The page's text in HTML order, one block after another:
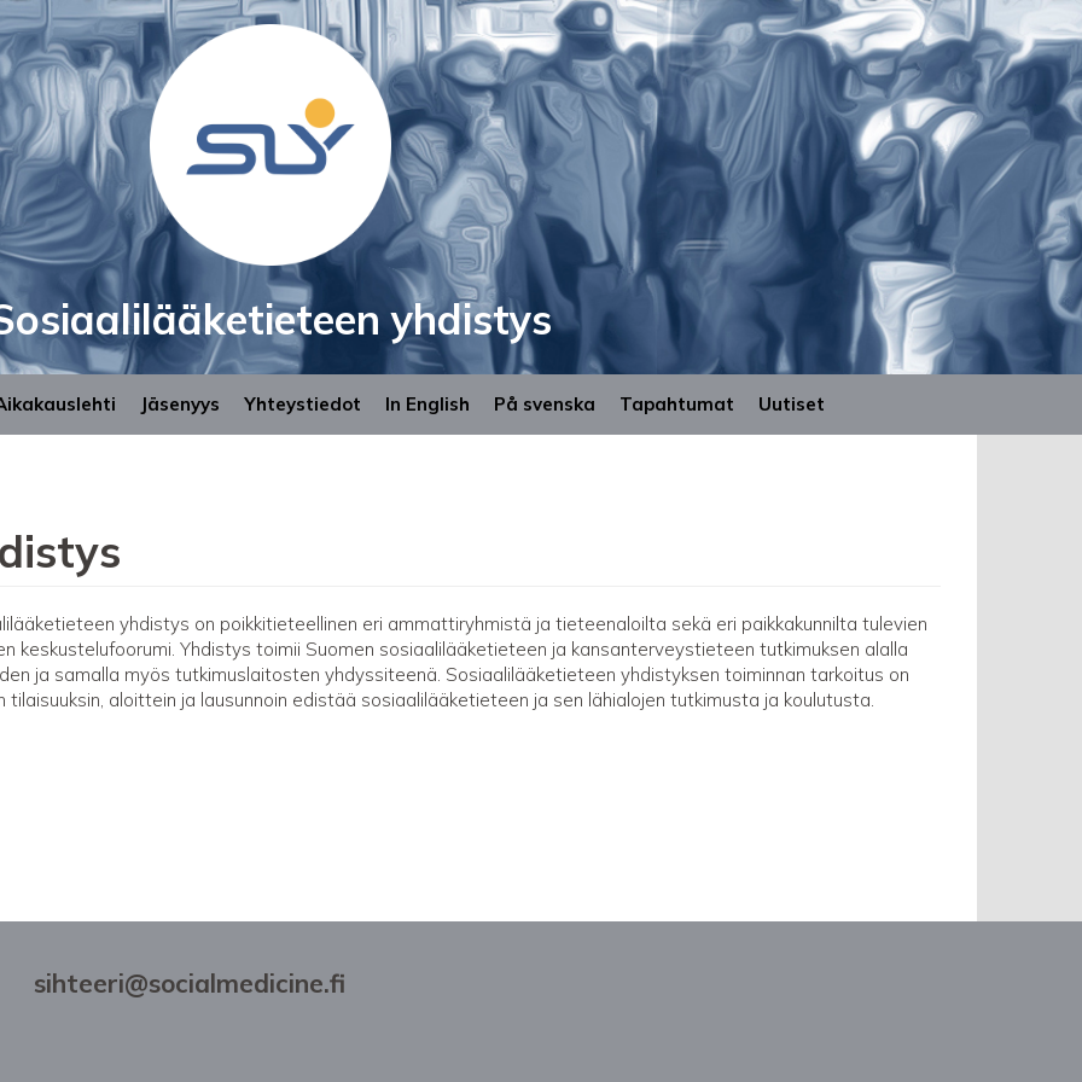
yhdistys
Jäsenyys Yhteystiedot In English På svenska Tapahtumat Uutiset
yhdistys on poikkitieteellinen eri ammattiryhmistä ja tieteenaloilta sekä eri paikkakunnilta tulevien
keskustelufoorumi. Yhdistys toimii Suomen sosiaalilääketieteen ja kansanterveystieteen tutkimuksen alalla
ja samalla myös tutkimuslaitosten yhdyssiteenä. Sosiaalilääketieteen yhdistyksen toiminnan tarkoitus on
tilaisuuksin, aloittein ja lausunnoin edistää sosiaalilääketieteen ja sen lähialojen tutkimusta ja koulutusta.
sihteeri@socialmedicine.fi